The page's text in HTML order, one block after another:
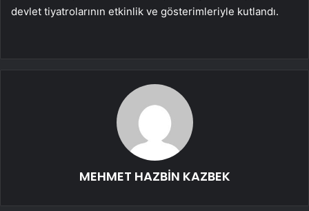
devlet tiyatrolarının etkinlik ve gösterimleriyle kutlandı.
MEHMET HAZBİN KAZBEK